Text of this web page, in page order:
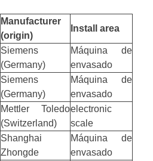
Manufacturer
(origin)
Install area
Siemens
(Germany)
Máquina de
envasado
Siemens
(Germany)
Máquina de
envasado
Mettler Toledo
(Switzerland)
electronic
scale
Shanghai
Zhongde
Máquina de
envasado